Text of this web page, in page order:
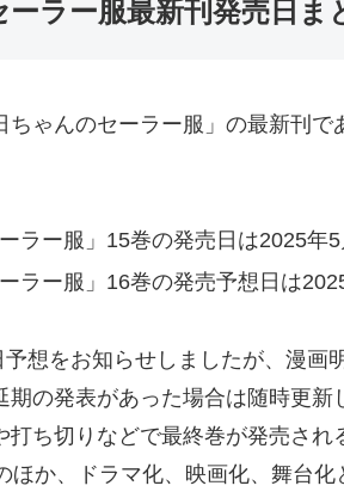
ラー服最新刊発売日ま
ちゃんのセーラー服」の最新刊
ラー服」15巻の発売日は2025年
ラー服」16巻の発売予想日は
想をお知らせしましたが、漫
期の発表があった場合は随時更
打ち切りなどで最終巻が発売さ
ほか、ドラマ化、映画化、舞台